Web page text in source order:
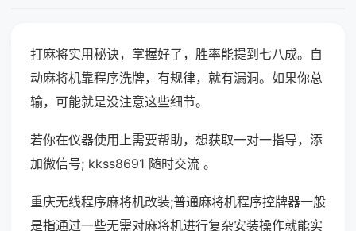
打麻将实用秘诀，掌握好了，胜率能提到七八成。自
动麻将机靠程序洗牌，有规律，就有漏洞。如果你总
输，可能就是没注意这些细节。
若你在仪器使用上需要帮助，想获取一对一指导，添
加微信号; kkss8691 随时交流 。
重庆无线程序麻将机改装;普通麻将机程序控牌器一般
是指通过一些无需对麻将机进行复杂安装操作就能实